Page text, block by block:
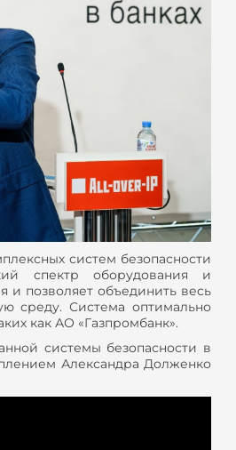
систем безопасности
спектр оборудования и
и позволяет объединить весь
среду. Система оптимально
как АО «Газпромбанк».
системы безопасности в
Александра Долженко